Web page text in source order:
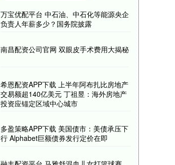
万宝优配平台 中石油、中石化等能源央企
负责人年薪多少？国务院披露
南昌配资公司官网 双眼皮手术费用大揭秘
希恩配资APP下载 上半年阿布扎比房地产
交易额超140亿美元 丁祖昱：海外房地产
投资应锚定区域中心城市
多盈策略APP下载 美国债市：美债承压下
行 Alphabet巨额债券发行定价在即